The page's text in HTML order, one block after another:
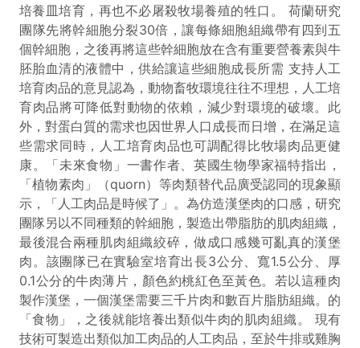
培養皿培育，再也不必屠殺牧場養殖的牲口。 荷蘭研究
團隊先將幹細胞分裂30倍，讓每條細胞組織帶有四到五
個幹細胞，之後再將這些幹細胞放在含有重要營養素與牛
胚胎血清的液體中，供給讓這些細胞成長所需 支持人工
培育肉品的意見認為，動物畜牧環境往往不理想，人工培
育肉品將可降低對動物的依賴，減少對環境的破壞。此
外，對蛋白質的需求也因世界人口成長而日增，在滿足這
些需求同時，人工培育肉品也可調配得比牧場肉品更健
康。「未來食物」一書作者、英國生物學家福特指出，
「植物素肉」（quorn）等肉類替代品廣受認同的現象顯
示，「人工肉品是時候了」。為仿造漢堡肉的口感，研究
團隊另以不同種類的幹細胞，製造出帶脂肪的肌肉組織，
最後混合兩種肌肉組織絞碎，做成口感幾可亂真的漢堡
肉。該團隊已在實驗室培育出長3公分、寬1.5公分、厚
0.1公分的牛肉薄片，顏色約桃紅色至黃色。若以這種肉
製作漢堡，一個漢堡需要三千片肉和數百片脂肪組織。的
「食物」，之後就能培養出類似牛肉的肌肉組織。 現有
技術可製造出類似加工肉品的人工肉品，至於牛排或雞胸